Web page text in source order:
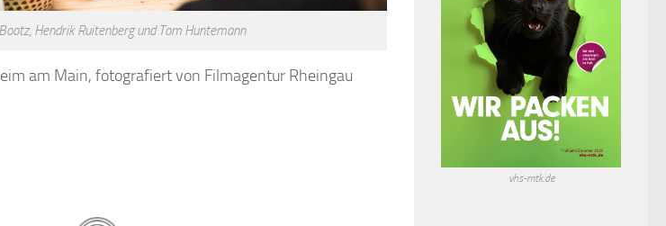
Hendrik Ruitenberg und Tom Huntemann
am Main, fotografiert von Filmagentur Rheingau
vhs-mtk.de